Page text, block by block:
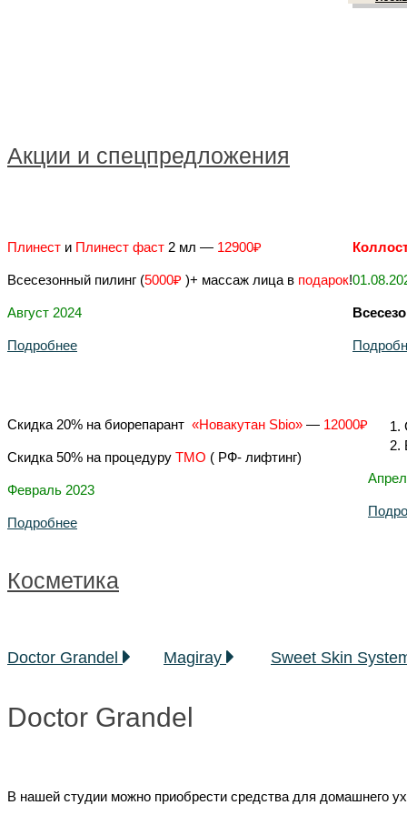
Акции и спецпредложения
Плинест и Плинест фаст 2 мл — 12900₽
Всесезонный пилинг (5000₽ )+ массаж лица в подарок!
Август 2024
Подробнее
Скидка 20% на биорепарант «Новакутан Sbio» — 12000₽
Скидка 50% на процедуру ТМО ( РФ- лифтинг)
Февраль 2023
Подробнее
Косметика
Doctor Grandel Magiray Sweet Skin
Doctor Grandel
В нашей студии можно приобрести средства для домашнего